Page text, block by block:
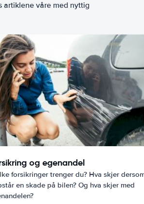
artiklene våre med nyttig
og egenandel
forsikringer trenger du? Hva skjer
en skade på bilen? Og hva skjer med